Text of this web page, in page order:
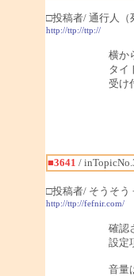
□投稿者/ 通行人（
http://ttp://ttp://
横か
タイ
受け
■3641 /
□投稿者/ そうそう
http://ttp://fefnir.com/
確認
設定
音量